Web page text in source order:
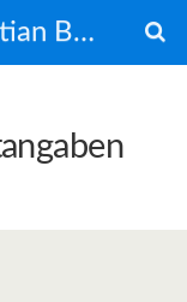
Praxis Dr. med. Christian Beck